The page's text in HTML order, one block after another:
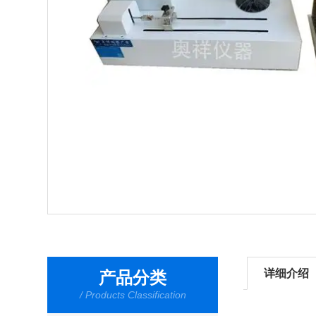
产品分类
/ Products Classification
详细介绍